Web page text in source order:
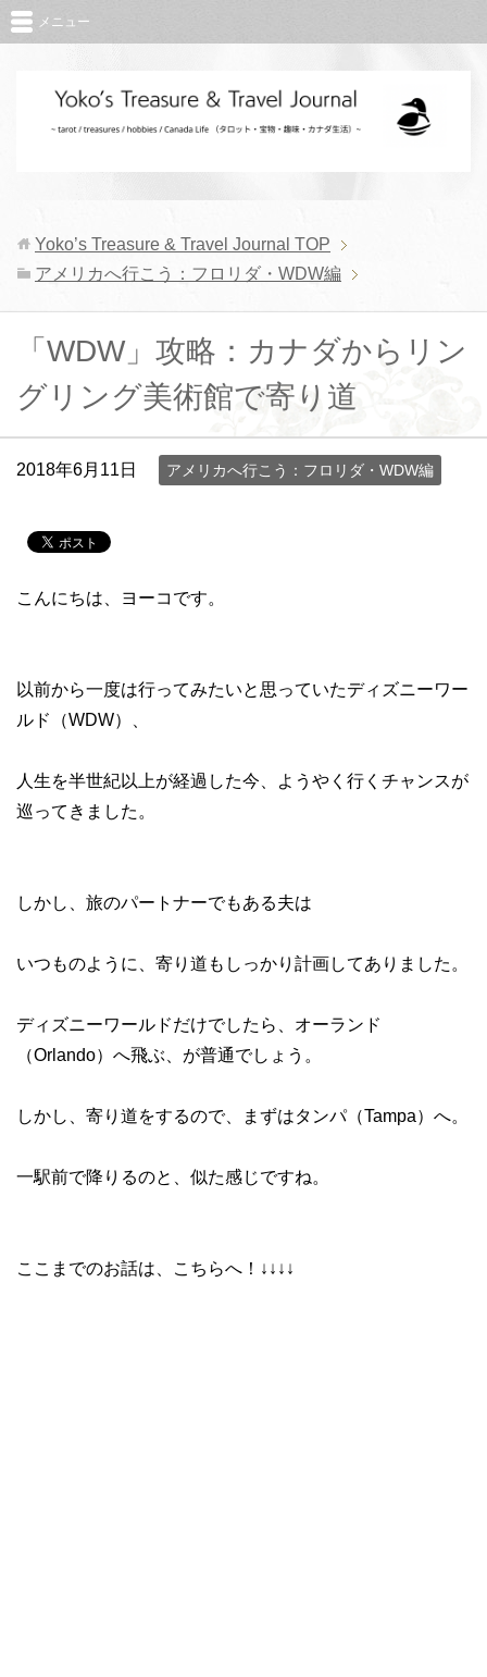
メニュー
Yoko’s Treasure & Travel Journal TOP
アメリカへ行こう：フロリダ・WDW編
「WDW」攻略：カナダからリン
グリング美術館で寄り道
2018年6月11日 アメリカへ行こう：フロリダ・WDW編
こんにちは、ヨーコです。
以前から一度は行ってみたいと思っていたディズニーワー
ルド（WDW）、
人生を半世紀以上が経過した今、ようやく行くチャンスが
巡ってきました。
しかし、旅のパートナーでもある夫は
いつものように、寄り道もしっかり計画してありました。
ディズニーワールドだけでしたら、オーランド
（Orlando）へ飛ぶ、が普通でしょう。
しかし、寄り道をするので、まずはタンパ（Tampa）へ。
一駅前で降りるのと、似た感じですね。
ここまでのお話は、こちらへ！↓↓↓↓